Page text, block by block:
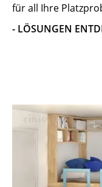
für all Ihre
- LÖSUNGEN